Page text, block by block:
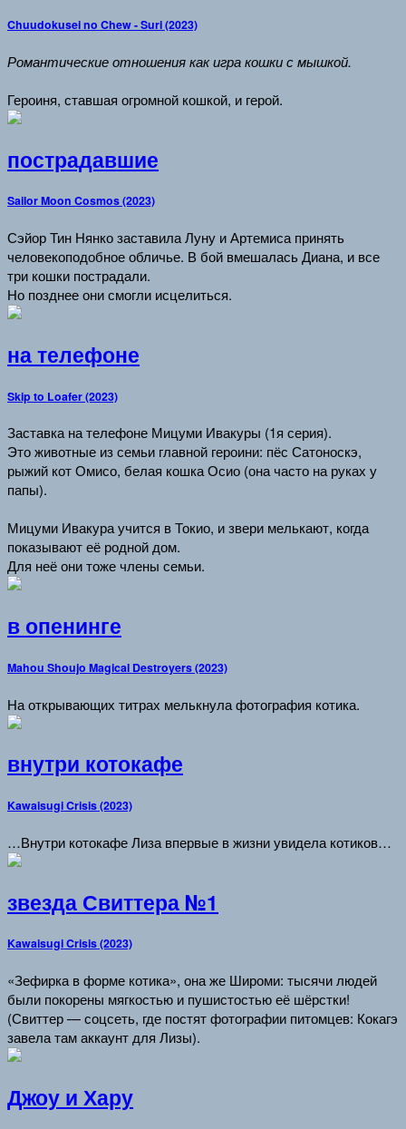
Chuudokusei no Chew - Suri (2023)
Романтические отношения как игра кошки с мышкой.
Героиня, ставшая огромной кошкой, и герой.
пострадавшие
Sailor Moon Cosmos (2023)
Сэйор Тин Нянко заставила Луну и Артемиса принять
человекоподобное обличье. В бой вмешалась Диана, и все
три кошки пострадали.
Но позднее они смогли исцелиться.
на телефоне
Skip to Loafer (2023)
Заставка на телефоне Мицуми Ивакуры (1я серия).
Это животные из семьи главной героини: пёс Сатоноскэ,
рыжий кот Омисо, белая кошка Осио (она часто на руках у
папы).
Мицуми Ивакура учится в Токио, и звери мелькают, когда
показывают её родной дом.
Для неё они тоже члены семьи.
в опенинге
Mahou Shoujo Magical Destroyers (2023)
На открывающих титрах мелькнула фотография котика.
внутри котокафе
Kawaisugi Crisis (2023)
…Внутри котокафе Лиза впервые в жизни увидела котиков…
звезда Свиттера №1
Kawaisugi Crisis (2023)
«Зефирка в форме котика», она же Широми: тысячи людей
были покорены мягкостью и пушистостью её шёрстки!
(Свиттер — соцсеть, где постят фотографии питомцев: Кокагэ
завела там аккаунт для Лизы).
Джоу и Хару